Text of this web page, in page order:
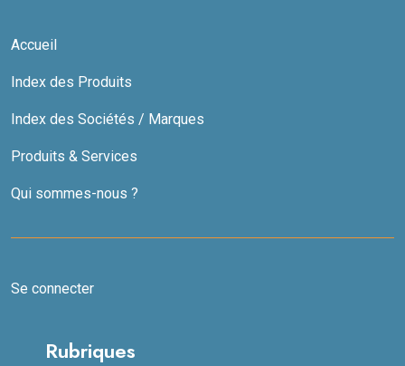
Accueil
Index des Produits
Index des Sociétés / Marques
Produits & Services
Qui sommes-nous ?
Se connecter
Rubriques